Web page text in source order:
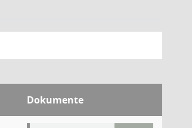
Dokumente